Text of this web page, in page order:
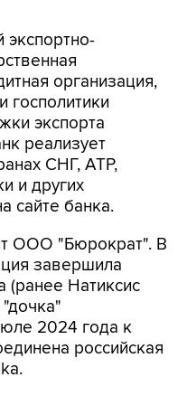
экспортно-
организация,
госполитики
экспорта
реализует
СНГ, АТР,
и других
сайте банка.
ООО "Бюрократ". В
завершила
(ранее Натиксис
2024 года к
российская